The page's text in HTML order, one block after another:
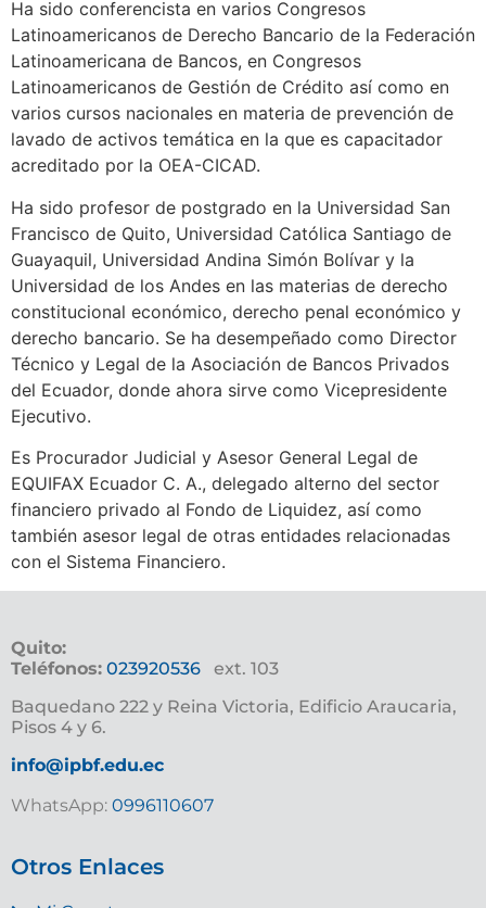
Ha sido conferencista en varios Congresos
Latinoamericanos de Derecho Bancario de la Federación
Latinoamericana de Bancos, en Congresos
Latinoamericanos de Gestión de Crédito así como en
varios cursos nacionales en materia de prevención de
lavado de activos temática en la que es capacitador
acreditado por la OEA-CICAD.
Ha sido profesor de postgrado en la Universidad San
Francisco de Quito, Universidad Católica Santiago de
Guayaquil, Universidad Andina Simón Bolívar y la
Universidad de los Andes en las materias de derecho
constitucional económico, derecho penal económico y
derecho bancario. Se ha desempeñado como Director
Técnico y Legal de la Asociación de Bancos Privados
del Ecuador, donde ahora sirve como Vicepresidente
Ejecutivo.
Es Procurador Judicial y Asesor General Legal de
EQUIFAX Ecuador C. A., delegado alterno del sector
financiero privado al Fondo de Liquidez, así como
también asesor legal de otras entidades relacionadas
con el Sistema Financiero.
Quito:
Teléfonos: 023920536 ext. 103
Baquedano 222 y Reina Victoria, Edificio Araucaria,
Pisos 4 y 6.
info@ipbf.edu.ec
WhatsApp: 0996110607
Otros Enlaces